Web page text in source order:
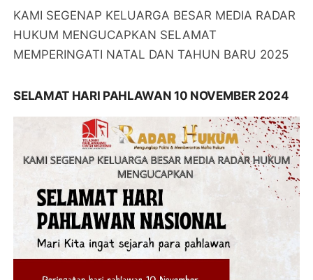
KAMI SEGENAP KELUARGA BESAR MEDIA RADAR
HUKUM MENGUCAPKAN SELAMAT
MEMPERINGATI NATAL DAN TAHUN BARU 2025
SELAMAT HARI PAHLAWAN 10 NOVEMBER 2024